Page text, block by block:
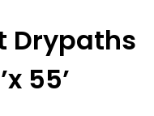
Drypaths
55’